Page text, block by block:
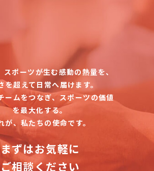
ポーツが生む感動の熱量を、
を超えて日常へ届けます。
ームをつなぎ、スポーツの価値
を最大化する。
が、私たちの使命です。
まずはお気軽に
ご相談ください